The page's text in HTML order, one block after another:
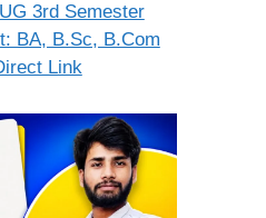
3rd Semester
BA, B.Sc, B.Com
Link